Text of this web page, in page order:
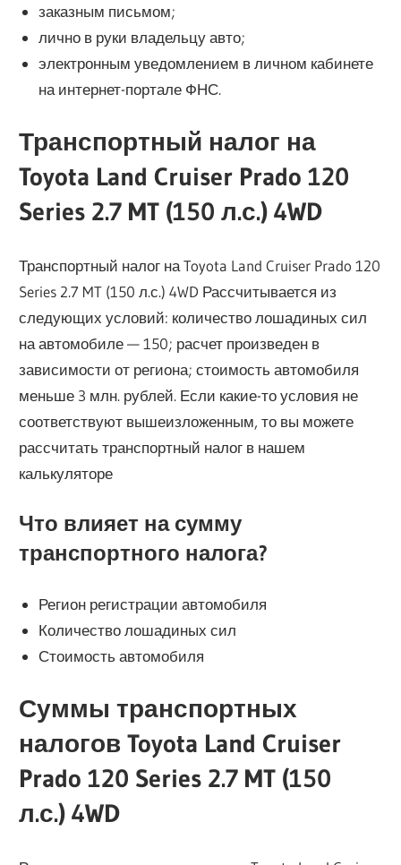
заказным письмом;
лично в руки владельцу авто;
электронным уведомлением в личном кабинете
на интернет-портале ФНС.
Транспортный налог на
Toyota Land Cruiser Prado 120
Series 2.7 MT (150 л.с.) 4WD
Транспортный налог на Toyota Land Cruiser Prado 120
Series 2.7 MT (150 л.с.) 4WD Рассчитывается из
следующих условий: количество лошадиных сил
на автомобиле — 150; расчет произведен в
зависимости от региона; стоимость автомобиля
меньше 3 млн. рублей. Если какие-то условия не
соответствуют вышеизложенным, то вы можете
рассчитать транспортный налог в нашем
калькуляторе
Что влияет на сумму
транспортного налога?
Регион регистрации автомобиля
Количество лошадиных сил
Стоимость автомобиля
Суммы транспортных
налогов Toyota Land Cruiser
Prado 120 Series 2.7 MT (150
л.с.) 4WD